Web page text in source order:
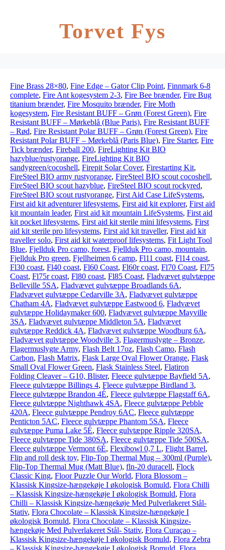
Torvet Fys
Fine Brass 28×80, Fine Edge – Gator Clip Point, Finnmark 6-8
complete, Fire Ant kogesystem 2-3, Fire Bee brænder, Fire Bug
titanium brænder, Fire Mosquito brænder, Fire Moth
kogesystem, Fire Resistant BUFF – Grøn (Forest Green), Fire
Resistant BUFF – Mørkeblå (Blue Paris), Fire Resistant BUFF
– Rød, Fire Resistant Polar BUFF – Grøn (Forest Green), Fire
Resistant Polar BUFF – Mørkeblå (Paris Blue), Fire Starter, Fire
Tick brænder, Fireball 200, FireLighting Kit BIO
hazyblue/rustyorange, FireLighting Kit BIO
sandygreen/cocoshell, Firepit Solar Cover, Firestarting Kit,
FireSteel BIO army rustyorange, FireSteel BIO scout cocoshell,
FireSteel BIO scout hazyblue, FireSteel BIO scout rockyred,
FireSteel BIO scout rustyorange, First Aid Case LifeSystems,
First aid kit adventurer lifesystems, First aid kit explorer, First aid
kit mountain leader, First aid kit mountain LifeSystems, First aid
kit pocket lifesystems, First aid kit sterile mini lifesystems, First
aid kit sterile pro lifesystems, First aid kit traveller, First aid kit
traveller solo, First aid kit waterproof lifesystems, Fit Light Tool
Blue, Fjellduk Pro camo, forest, Fjellduk Pro camo, mountain,
Fjellduk Pro green, Fjellheimen 6 camp, Fl11 coast, Fl14 coast,
Fl30 coast, Fl40 coast, Fl60 Coast, Fl60r coast, Fl70 Coast, Fl75
Coast, Fl75r coast, Fl80 coast, Fl85 Coast, Fladvævet gulvtæppe
Belleville 5SA, Fladvævet gulvtæppe Broadlands 6A,
Fladvævet gulvtæppe Cedarville 3A, Fladvævet gulvtæppe
Chatham 4A, Fladvævet gulvtæppe Eastwood 6, Fladvævet
gulvtæppe Holidaymaker 600, Fladvævet gulvtæppe Mayville
3SA, Fladvævet gulvtæppe Middleton 5A, Fladvævet
gulvtæppe Reddick 4A, Fladvævet gulvtæppe Woodburg 6A,
Fladvævet gulvtæppe Woodville 3, Flagermuslygte – Bronze,
Flagermuslygte Army, Flash Belt 17oz, Flash Camo, Flash
Carbon, Flash Matrix, Flask Large Oval Flower Orange, Flask
Small Oval Flower Green, Flask Stainless Steel, Flatiron
Folding Cleaver – G10, Blister, Fleece gulvtæppe Bayfield 5A,
Fleece gulvtæppe Billings 4, Fleece gulvtæppe Birdland 3,
Fleece gulvtæppe Brandon 4É, Fleece gulvtæppe Flagstaff 6A,
Fleece gulvtæppe Nighthawk 4SA, Fleece gulvtæppe Pebble
420A, Fleece gulvtæppe Pendroy 6AC, Fleece gulvtæppe
Penticton 5AC, Fleece gulvtæppe Phantom 5SA, Fleece
gulvtæppe Puma Lake 5É, Fleece gulvtæppe Ripple 320SA,
Fleece gulvtæppe Tide 380SA, Fleece gulvtæppe Tide 500SA,
Fleece gulvtæppe Vermont 6É, Flexibowl 0,7 L, Flight Barrel,
Flip and roll desk toy, Flip-Top Thermal Mug – 300ml (Purple),
Flip-Top Thermal Mug (Matt Blue), fln-20 duracell, Flock
Classic King, Floor Puzzle Our World, Flora Blossom –
Klassisk Kingsize-hængekøje I økologisk Bomuld, Flora Chilli
– Klassisk Kingsize-hængekøje I økologisk Bomuld, Flora
Chilli – Klassisk Kingsize-hængekøje Med Pulverlakeret Stål-
Stativ, Flora Chocolate – Klassisk Kingsize-hængekøje I
økologisk Bomuld, Flora Chocolate – Klassisk Kingsize-
hængekøje Med Pulverlakeret Stål- Stativ, Flora Curaçao –
Klassisk Kingsize-hængekøje I økologisk Bomuld, Flora Zebra
– Klassisk Kingsize-hængekøje I økologisk Bomuld, Flora